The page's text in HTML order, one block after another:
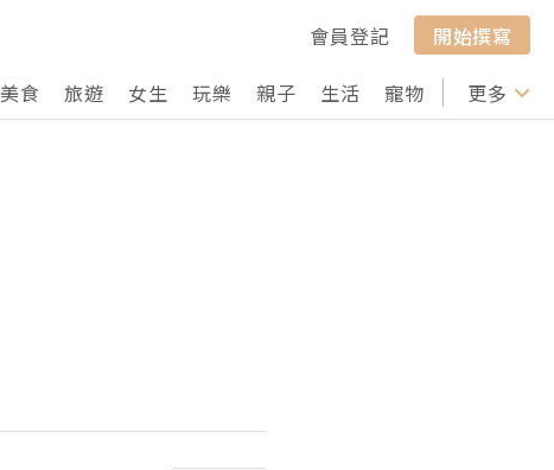
會員登記
開始撰寫
美食 旅遊 女生 玩樂 親子 生活 寵物 行山 打卡
更多